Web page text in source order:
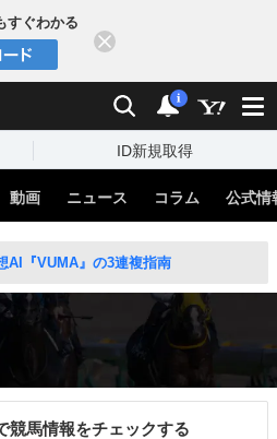
すぐわかる
検索 通知
i
ID新規取得
動画 ニュース コラム 公式情
AI『VUMA』の3連複指南
競馬情報をチェックする